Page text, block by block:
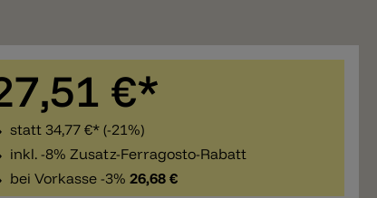
€*
statt 34,77 €* (-21%)
inkl. -8% Zusatz-Ferragosto-Rabatt
bei Vorkasse -3% 26,68 €